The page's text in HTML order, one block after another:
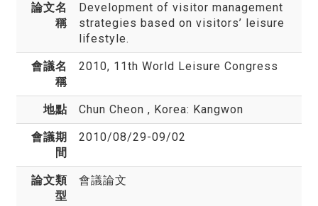
論文名
稱
Development of visitor management
strategies based on visitors’ leisure
lifestyle.
會議名
稱
2010, 11th World Leisure Congress
地點 Chun Cheon , Korea: Kangwon
會議期
間
2010/08/29-09/02
論文類
型
會議論文